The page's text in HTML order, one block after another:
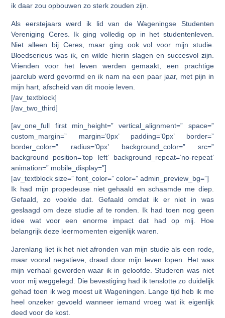
ik daar zou opbouwen zo sterk zouden zijn.
Als eerstejaars werd ik lid van de Wageningse Studenten
Vereniging Ceres. Ik ging volledig op in het studentenleven.
Niet alleen bij Ceres, maar ging ook vol voor mijn studie.
Bloedserieus was ik, en wilde hierin slagen en succesvol zijn.
Vrienden voor het leven werden gemaakt, een prachtige
jaarclub werd gevormd en ik nam na een paar jaar, met pijn in
mijn hart, afscheid van dit mooie leven.
[/av_textblock]
[/av_two_third]
[av_one_full first min_height=” vertical_alignment=” space=”
custom_margin=” margin=’0px’ padding=’0px’ border=”
border_color=” radius=’0px’ background_color=” src=”
background_position=’top left’ background_repeat=’no-repeat’
animation=” mobile_display=”]
[av_textblock size=” font_color=” color=” admin_preview_bg=”]
Ik had mijn propedeuse niet gehaald en schaamde me diep.
Gefaald, zo voelde dat. Gefaald omdat ik er niet in was
geslaagd om deze studie af te ronden. Ik had toen nog geen
idee wat voor een enorme impact dat had op mij. Hoe
belangrijk deze leermomenten eigenlijk waren.
Jarenlang liet ik het niet afronden van mijn studie als een rode,
maar vooral negatieve, draad door mijn leven lopen. Het was
mijn verhaal geworden waar ik in geloofde. Studeren was niet
voor mij weggelegd. Die bevestiging had ik tenslotte zo duidelijk
gehad toen ik weg moest uit Wageningen. Lange tijd heb ik me
heel onzeker gevoeld wanneer iemand vroeg wat ik eigenlijk
deed voor de kost.